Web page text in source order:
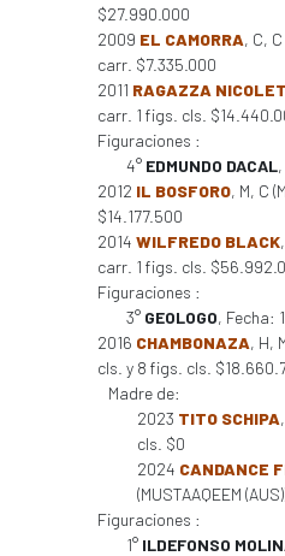
$27.990.000
2009 EL CAMORRA, C,
carr. $7.335.000
2011 RAGAZZA
carr. 1 figs. cls.
Figuraciones :
4° EDMUNDO DACAL
2012 IL BOSFORO, M, C
$14.177.500
2014 WILFREDO BLACK
carr. 1 figs. cls.
Figuraciones :
3° GEOLOGO, Fecha:
2016 CHAMBONAZA, H,
cls. y 8 figs. cls.
Madre de:
2023 TITO SCHIPA
cls. $0
2024 CANDANCE
(MUSTAAQEEM
Figuraciones :
1° ILDEFONSO